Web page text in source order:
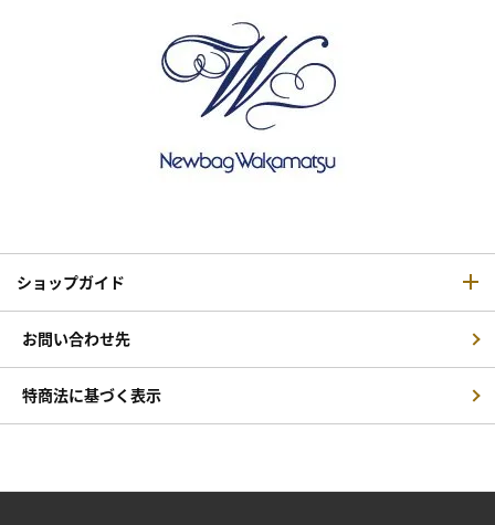
ショップガイド
お問い合わせ先
特商法に基づく表示